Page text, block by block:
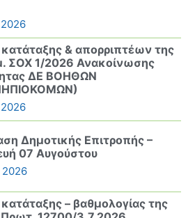
& απορριπτέων της
ΣΟΧ 1/2026 Ανακοίνωσης
ΔΕ ΒΟΗΘΩΝ
Δημοτικής Επιτροπής –
07 Αυγούστου
– βαθμολογίας της